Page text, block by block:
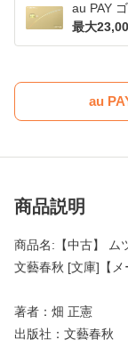
au PAY
最大
au
商品説明
商品名:【中古】 ム
文藝春秋 [文庫]【メ
著者：畑 正憲
出版社：文藝春秋